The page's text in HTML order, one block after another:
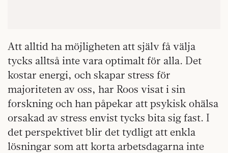
Att alltid ha möjligheten att själv få välja
tycks alltså inte vara optimalt för alla. Det
kostar energi, och skapar stress för
majoriteten av oss, har Roos visat i sin
forskning och han påpekar att psykisk ohälsa
orsakad av stress envist tycks bita sig fast. I
det perspektivet blir det tydligt att enkla
lösningar som att korta arbetsdagarna inte